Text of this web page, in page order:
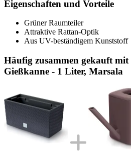
Eigenschaften und Vorteile
Grüner Raumteiler
Attraktive Rattan-Optik
Aus UV-beständigem Kunststoff
Häufig zusammen gekauft
Gießkanne - 1 Liter, Marsala